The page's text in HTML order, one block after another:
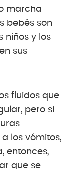
marcha
bebés son
niños y los
sus
fluidos que
pero si
los vómitos,
entonces,
que se